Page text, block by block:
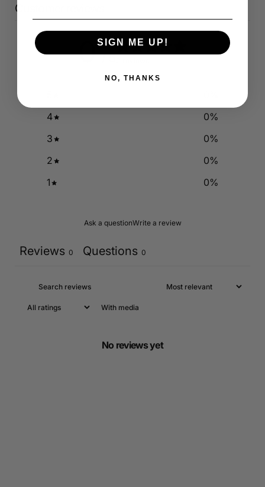
Customer reviews
0 / 5
4
0%
3
0%
2
0%
1
0%
Ask a questionWrite a review
Reviews 0 Questions 0
With media
No reviews yet
SIGN ME UP!
NO, THANKS